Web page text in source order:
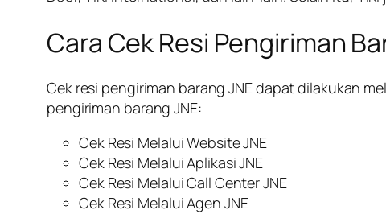
Cara Cek Resi Pengiriman
Cek resi pengiriman barang JNE dapat dilakukan
pengiriman barang JNE:
Cek Resi Melalui Website JNE
Cek Resi Melalui Aplikasi JNE
Cek Resi Melalui Call Center JNE
Cek Resi Melalui Agen JNE